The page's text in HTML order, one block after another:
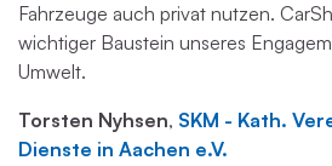
Fahrzeuge auch privat nutzen.
wichtiger Baustein unseres
Umwelt.
Torsten Nyhsen, SKM - Kath.
Dienste in Aachen e.V.